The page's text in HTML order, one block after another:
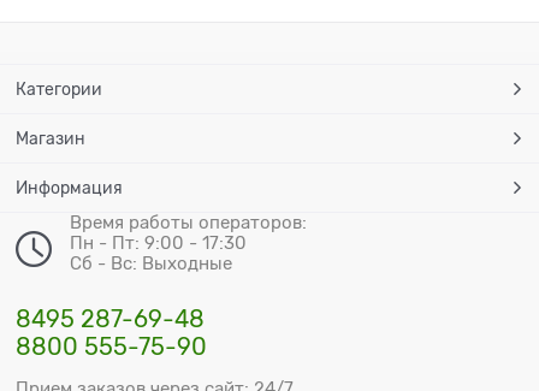
Категории
Магазин
Информация
Время работы операторов:
Пн - Пт: 9:00 - 17:30
Сб - Вс: Выходные
8495 287-69-48
8800 555-75-90